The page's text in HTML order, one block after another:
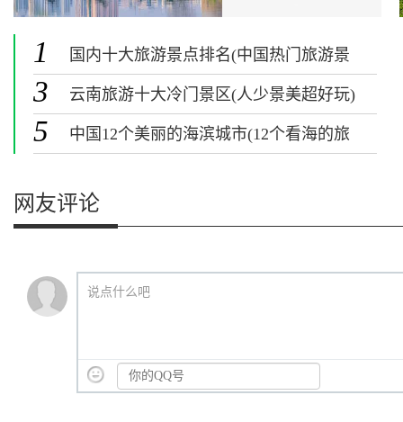
1
国内十大旅游景点排名(中国热门旅游景
点排行榜)
3 云南旅游十大冷门景区(人少景美超好玩)
5
中国12个美丽的海滨城市(12个看海的旅
游景点)
网友评论
说点什么吧